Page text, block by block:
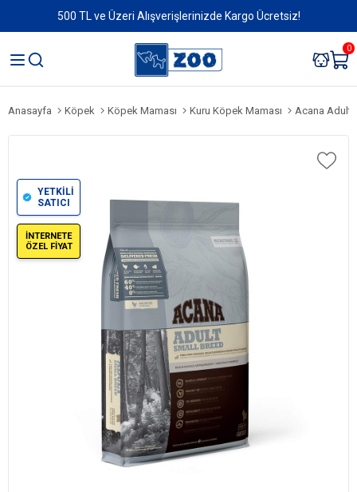
500 TL ve Üzeri Alışverişlerinizde Kargo Ücretsiz!
0
Anasayfa Köpek Köpek Maması Kuru Köpek Maması Acana Adult
YETKİLİ
SATICI
İNTERNETE
ÖZEL FİYAT